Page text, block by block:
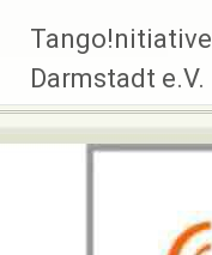
Inhalt
springen
Tango!nitiative
Darmstadt e.V.